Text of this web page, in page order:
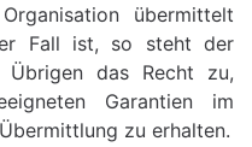
übermittelt
Fall ist, so steht der
das Recht zu,
Garantien im
zu erhalten.